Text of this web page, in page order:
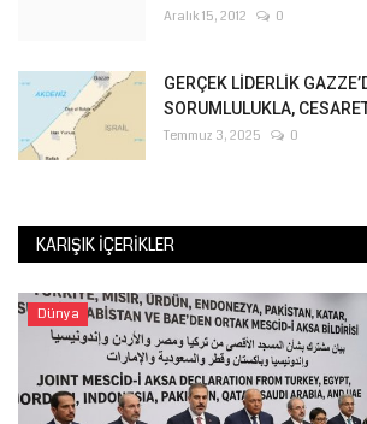
Aralık 15, 2012 0
GERÇEK LİDERLİK
SORUMLULUKLA,
Temmuz 3, 2025 0
KARIŞIK İÇERIKLER
Dünya